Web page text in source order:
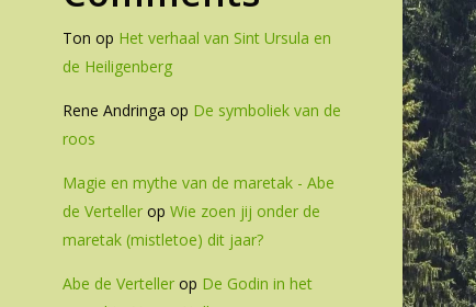
Ton op Het verhaal van Sint Ursula en
de Heiligenberg
Rene Andringa op De symboliek van de
roos
Magie en mythe van de maretak - Abe
de Vertellerop Wie zoen jij onder de
maretak (mistletoe) dit jaar?
Abe de Vertellerop De Godin in het